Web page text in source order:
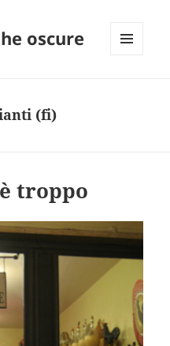
oscure
(fi)
troppo